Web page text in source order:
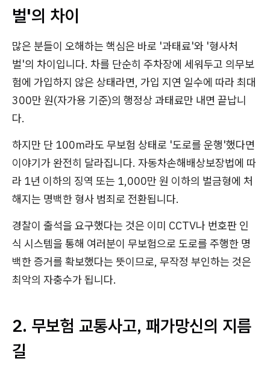
벌'의 차이
많은 분들이 오해하는 핵심은 바로 '과태료'와 '형사처
벌'의 차이입니다. 차를 단순히 주차장에 세워두고 의무보
험에 가입하지 않은 상태라면, 가입 지연 일수에 따라 최대
300만 원(자가용 기준)의 행정상 과태료만 내면 끝납니
다.
하지만 단 100m라도 무보험 상태로 '도로를 운행'했다면
이야기가 완전히 달라집니다. 자동차손해배상보장법에 따
라 1년 이하의 징역 또는 1,000만 원 이하의 벌금형에 처
해지는 명백한 형사 범죄로 전환됩니다.
경찰이 출석을 요구했다는 것은 이미 CCTV나 번호판 인
식 시스템을 통해 여러분이 무보험으로 도로를 주행한 명
백한 증거를 확보했다는 뜻이므로, 무작정 부인하는 것은
최악의 자충수가 됩니다.
2. 무보험 교통사고, 패가망신의 지름
길